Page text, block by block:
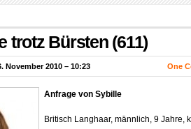
trotz Bürsten (611)
November 2010 – 10:23 One
Anfrage von Sybille
Britisch Langhaar, männlich, 9 Jahre,